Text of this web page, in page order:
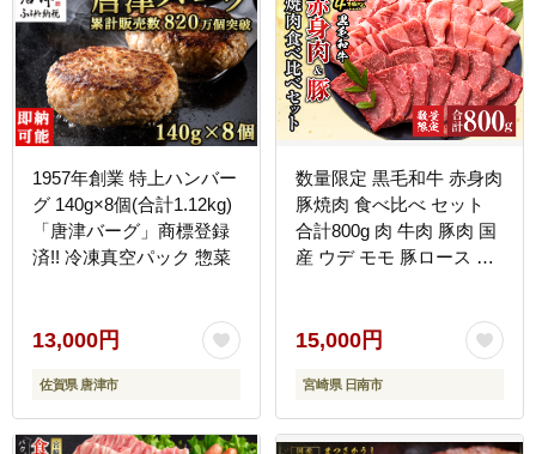
1957年創業 特上ハンバー
グ 140g×8個(合計1.12kg)
「唐津バーグ」商標登録
済!! 冷凍真空パック 惣菜
13,000円
佐賀県 唐津市
数量限定 黒毛和牛 赤身肉
豚焼肉 食べ比べ セット
合計800g 肉 牛肉 豚肉 国
産 ウデ モモ 豚ロース 肩
キュー キャンプ 晩ご飯
お祝い 記念日 豚丼 ギフ
ト 贈り物 ミヤチク 宮崎
県 日南市 送料無料
_C153-25
15,000円
宮崎県 日南市